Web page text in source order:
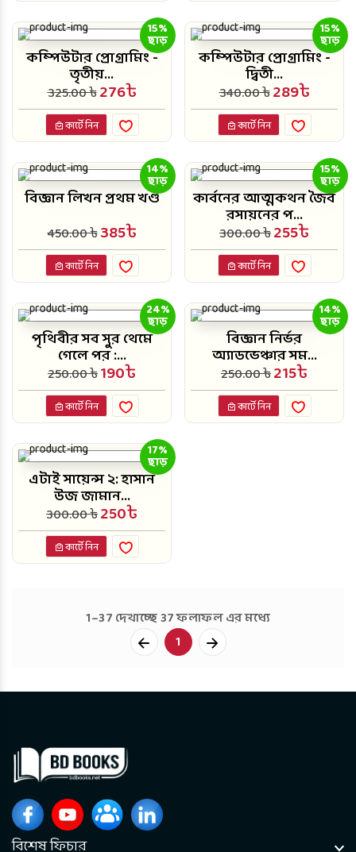
15%
ছাড়
কম্পিউটার প্রোগ্রামিং -
তৃতীয়...
325.00 ৳276৳
কার্টে নিন
15%
ছাড়
কম্পিউটার প্রোগ্রামিং -
দ্বিতী...
340.00 ৳289৳
কার্টে নিন
14%
ছাড়
বিজ্ঞান লিখন প্রথম খণ্ড
450.00 ৳385৳
কার্টে নিন
15%
ছাড়
কার্বনের আত্মকথন জৈব
রসায়নের প...
300.00 ৳255৳
কার্টে নিন
24%
ছাড়
পৃথিবীর সব সুর থেমে
গেলে পর :...
250.00 ৳190৳
কার্টে নিন
14%
ছাড়
বিজ্ঞান নির্ভর
অ্যাডভেঞ্চার সম...
250.00 ৳215৳
কার্টে নিন
17%
ছাড়
এটাই সায়েন্স ২: হাসান
উজ জামান...
300.00 ৳250৳
কার্টে নিন
1–37 দেখাচ্ছে 37 ফলাফল এর মধ্যে
1